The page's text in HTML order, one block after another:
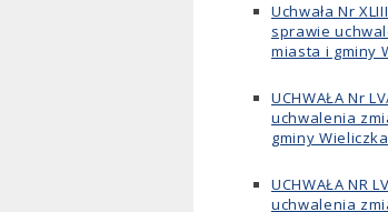
Uchwała Nr
sprawie
miasta i gminy
UCHWAŁA Nr
uchwalenia
gminy
UCHWAŁA NR
uchwalenia